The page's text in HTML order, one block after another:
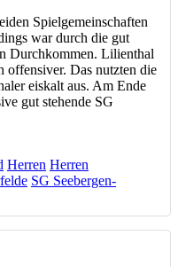
Spielgemeinschaften
war durch die gut
Durchkommen. Lilienthal
offensiver. Das nutzten die
eiskalt aus. Am Ende
gut stehende SG
Herren Herren
SG Seebergen-